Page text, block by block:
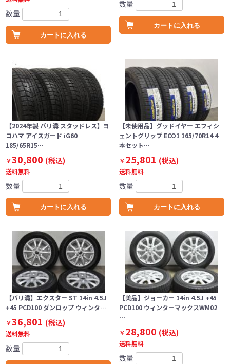
数量
カートに入れる
数量
カートに入れる
【2024年製 バリ溝 スタッドレス】ヨ
コハマ アイスガード iG60
185/65R15…
￥30,800 (税込)
送料無料
数量
カートに入れる
【未使用品】グッドイヤー エフィシ
ェントグリップ ECO1 165/70R14 4
本セット…
￥25,801 (税込)
送料無料
数量
カートに入れる
【バリ溝】エクスター ST 14in 4.5J
+45 PCD100 ダンロップ ウィンタ…
￥36,801 (税込)
送料無料
数量
【美品】ジョーカー 14in 4.5J +45
PCD100 ウィンターマックスWM02
…
￥28,800 (税込)
送料無料
数量